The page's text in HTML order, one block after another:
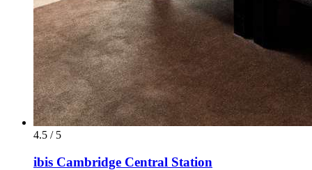
4.5 / 5
ibis Cambridge Central Station